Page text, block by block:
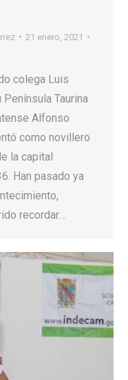
21 enero, 2021
colega Luis
Taurina
Alfonso
como novillero
la capital
Han pasado ya
recordar…